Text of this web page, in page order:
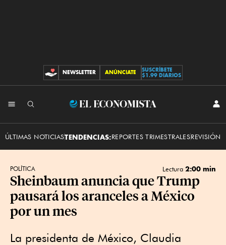
CONTRIBUCIONES
NEWSLETTER ANÚNCIATE
SUSCRÍBETE
$1.99 DIARIOS
El
ÚLTIMAS NOTICIASTENDENCIAS:REPORTES TRIMESTRALESREVISIÓN
POLÍTICA Lectura 2:00 min
Sheinbaum anuncia que Trump
pausará los aranceles a México
por un mes
La presidenta de México, Claudia